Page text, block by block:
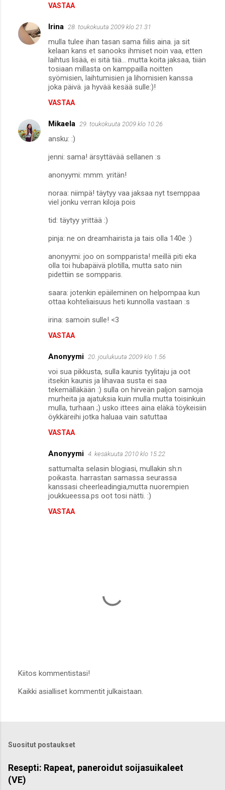
VASTAA
Irina 28. toukokuuta 2009 klo 21.31
mulla tulee ihan tasan sama fiilis aina. ja sit
kelaan kans et sanooks ihmiset noin vaa, etten
laihtus lisää, ei sitä tiiä... mutta koita jaksaa, tiiän
tosiaan millasta on kamppailla noitten
syömisien, laihtumisien ja lihomisien kanssa
joka päivä. ja hyvää kesää sulle:)!
VASTAA
Mikaela 29. toukokuuta 2009 klo 10.26
ansku: :)
jenni: sama! ärsyttävää sellanen :s
anonyymi: mmm. yritän!
noraa: niimpä! täytyy vaa jaksaa nyt tsemppaa
viel jonku verran kiloja pois
tid: täytyy yrittää :)
pinja: ne on dreamhairista ja tais olla 140e :)
anonyymi: joo on sompparista! meillä piti eka
olla toi hubapäivä plotilla, mutta sato niin
pidettiin se sompparis.
saara: jotenkin epäileminen on helpompaa kun
ottaa kohteliaisuus heti kunnolla vastaan :s
irina: samoin sulle! <3
VASTAA
Anonyymi 20. joulukuuta 2009 klo 1.56
voi sua pikkusta, sulla kaunis tyylitaju ja oot
itsekin kaunis ja lihavaa susta ei saa
tekemälläkään :) sulla on hirveän paljon samoja
murheita ja ajatuksia kuin mulla mutta toisinkuin
mulla, turhaan ;) usko ittees aina eläkä töykeisiin
öykkäreihi jotka haluaa vain satuttaa
VASTAA
Anonyymi 4. kesäkuuta 2010 klo 15.22
sattumalta selasin blogiasi, mullakin sh:n
poikasta. harrastan samassa seurassa
kanssasi cheerleadingia,mutta nuorempien
joukkueessa.ps oot tosi nätti. :)
VASTAA
ä
o
m
e
n
Kiitos kommentistasi!
Kaikki asialliset kommentit julkaistaan.
Suositut postaukset
Resepti: Rapeat, paneroidut soijasuikaleet
(VE)